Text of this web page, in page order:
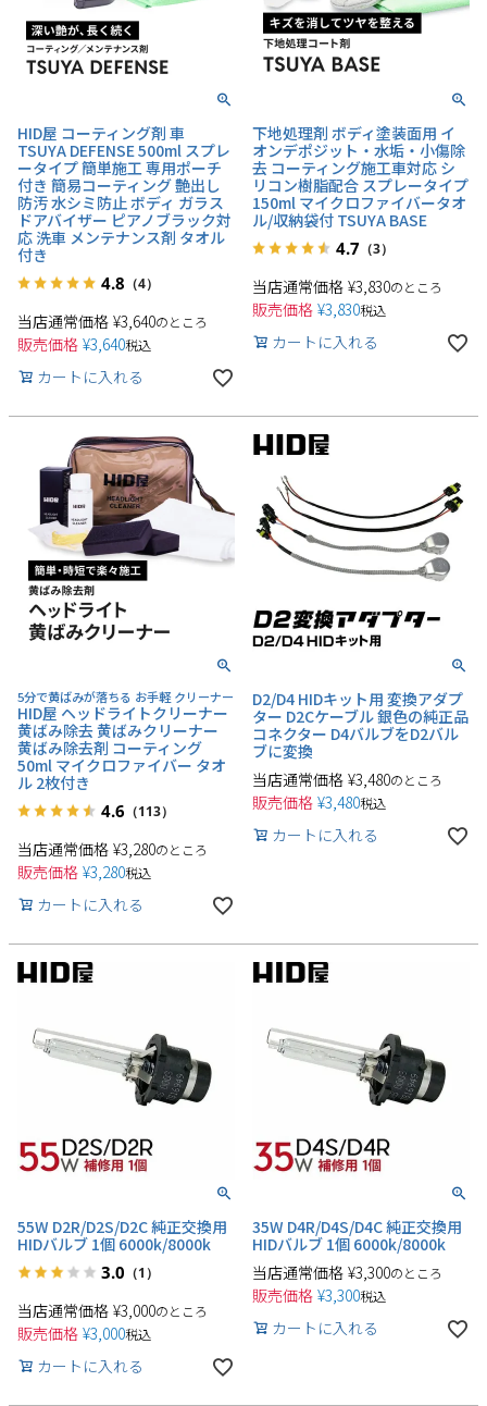
HID屋 コーティング剤 車
TSUYA DEFENSE 500ml スプレ
ータイプ 簡単施工 専用ポーチ
付き 簡易コーティング 艶出し
防汚 水シミ防止 ボディ ガラス
ドアバイザー ピアノブラック対
応 洗車 メンテナンス剤 タオル
付き
4.8 （4）
当店通常価格 ¥3,640のところ
販売価格 ¥3,640税込
カートに入れる
下地処理剤 ボディ塗装面用 イ
オンデポジット・水垢・小傷除
去 コーティング施工車対応 シ
リコン樹脂配合 スプレータイプ
150ml マイクロファイバータオ
ル/収納袋付 TSUYA BASE
4.7 （3）
当店通常価格 ¥3,830のところ
販売価格 ¥3,830税込
カートに入れる
5分で黄ばみが落ちる お手軽 クリーナー
HID屋 ヘッドライトクリーナー
黄ばみ除去 黄ばみクリーナー
黄ばみ除去剤 コーティング
50ml マイクロファイバー タオ
ル 2枚付き
4.6 （113）
当店通常価格 ¥3,280のところ
販売価格 ¥3,280税込
カートに入れる
D2/D4 HIDキット用 変換アダプ
ター D2Cケーブル 銀色の純正品
コネクター D4バルブをD2バル
ブに変換
当店通常価格 ¥3,480のところ
販売価格 ¥3,480税込
カートに入れる
55W D2R/D2S/D2C 純正交換用
HIDバルブ 1個 6000k/8000k
3.0 （1）
当店通常価格 ¥3,000のところ
販売価格 ¥3,000税込
カートに入れる
35W D4R/D4S/D4C 純正交換用
HIDバルブ 1個 6000k/8000k
当店通常価格 ¥3,300のところ
販売価格 ¥3,300税込
カートに入れる